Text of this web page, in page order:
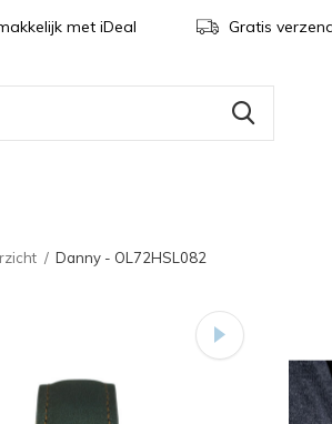
met iDeal Gratis
Danny - OL72HSL082